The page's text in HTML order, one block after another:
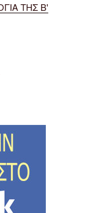
ΤΗΣ Β'